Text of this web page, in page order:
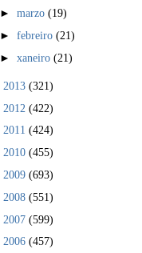
►marzo(19)
►febreiro(21)
►xaneiro(21)
2013 (321)
2012 (422)
2011 (424)
2010 (455)
2009 (693)
2008 (551)
2007 (599)
2006 (457)